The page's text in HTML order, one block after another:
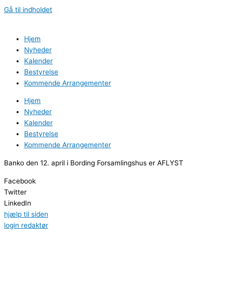
Gå til indholdet
Hjem
Nyheder
Kalender
Bestyrelse
Kommende Arrangementer
Hjem
Nyheder
Kalender
Bestyrelse
Kommende Arrangementer
Banko den 12. april i Bording Forsamlingshus er AFLYST
Facebook
Twitter
LinkedIn
hjælp til siden
login redaktør